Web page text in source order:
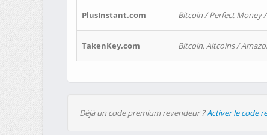
PlusInstant.com Bitcoin / Perfect Money /
TakenKey.com Bitcoin, Altcoins /
Déjà un code premium revendeur ?Activer le code